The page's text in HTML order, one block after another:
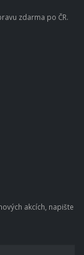
zdarma po ČR.
akcích, napište